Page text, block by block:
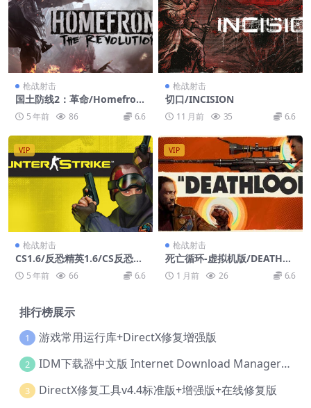
枪战射击
国土防线2：革命/Homefron
t: The Revolution/附历代
5 年前 86 6.6
枪战射击
切口/INCISION
11 月前 35 6.6
VIP
枪战射击
CS1.6/反恐精英1.6/CS反恐精
英1.6/Counter-Strike
5 年前 66 6.6
VIP
枪战射击
死亡循环-虚拟机版/DEATHLO
OP HYPERVISOR
1 月前 26 6.6
排行榜展示
1 游戏常用运行库+DirectX修复增强版
2 IDM下载器中文版 Internet Download Manager v6.42.36 IDM
3 DirectX修复工具v4.4标准版+增强版+在线修复版